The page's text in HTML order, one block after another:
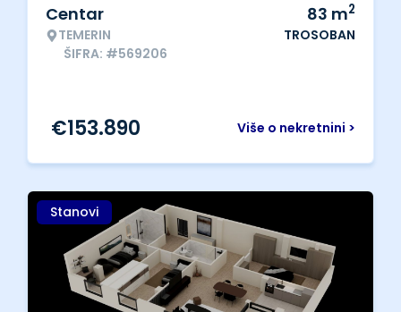
Centar
TEMERIN
ŠIFRA: #569206
83 m2
TROSOBAN
Više o nekretnini >
€153.890
Stanovi